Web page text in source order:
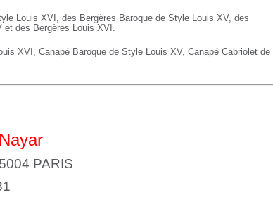
Louis XVI, des Bergères Baroque de Style Louis XV, des
et des Bergères Louis XVI.
XVI, Canapé Baroque de Style Louis XV, Canapé Cabriolet de
PARIS